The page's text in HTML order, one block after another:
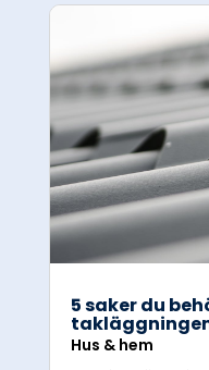
5 saker du
Hus & hem